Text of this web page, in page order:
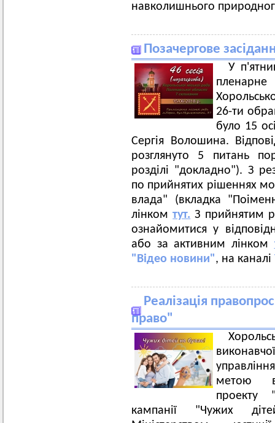
навколишнього
Позачергове
У
пленарне
26-ти
було 15
Сергія Волошина.
розглянуто 5 питань
розділі "докладно"). З
по прийнятих рішеннях
влада" (вкладка
лінкомтут. З прийнятим
ознайомитися у
або за активним лінком
"Відео новини", на каналі
Реалізація
право"
метою
проекту
кампанії "Чужих